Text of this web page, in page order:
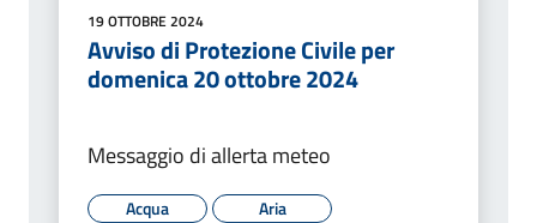
19 OTTOBRE 2024
Avviso di Protezione Civile per
domenica 20 ottobre 2024
Messaggio di allerta meteo
Acqua
Aria